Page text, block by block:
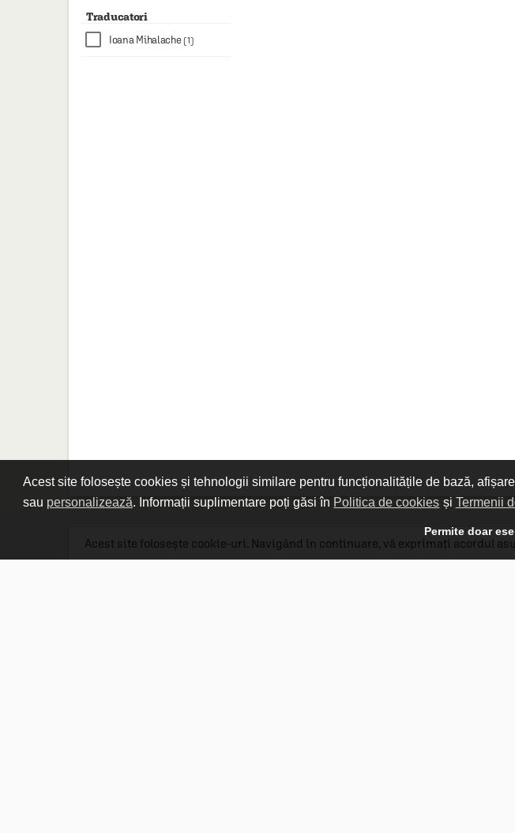
Acest site folosește cookies și tehnologii similare pentru funcționalitățile de bază,
sau personalizează. Informații suplimentare poți găsi în Politica de cookies și Termenii
Permite doar
Traducatori
Ioana Mihalache (1)
Linkuri utile  Livrare gratuită
Acest site folosește cookie-uri. Navigând în continuare, vă exprimați acordul